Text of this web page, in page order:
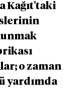
Kağıt'taki
o zaman
yardımda